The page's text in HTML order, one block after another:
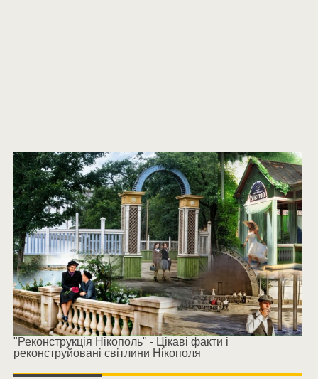
"Реконструкція Нікополь" - Цікаві факти і
реконструйовані світлини Нікополя